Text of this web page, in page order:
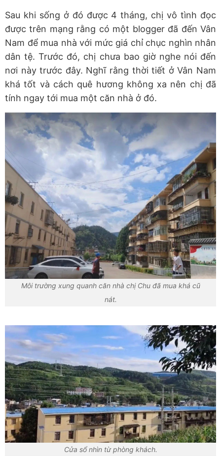
Sau khi sống ở đó được 4 tháng, chị vô tình đọc
được trên mạng rằng có một blogger đã đến Vân
Nam để mua nhà với mức giá chỉ chục nghìn nhân
dân tệ. Trước đó, chị chưa bao giờ nghe nói đến
nơi này trước đây. Nghĩ rằng thời tiết ở Vân Nam
khá tốt và cách quê hương không xa nên chị đã
tính ngay tới mua một căn nhà ở đó.
Môi trường xung quanh căn nhà chị Chu đã mua khá cũ
nát.
Cửa sổ nhìn từ phòng khách.